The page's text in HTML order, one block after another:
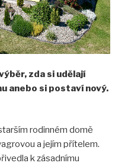
zda si udělají
anebo si postaví nový.
rodinném domě
a jejím přítelem.
k zásadnímu